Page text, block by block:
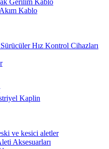
Gerilim Kablo
Kablo
Hız Kontrol Cihazları
Kaplin
ve kesici aletler
Aksesuarları